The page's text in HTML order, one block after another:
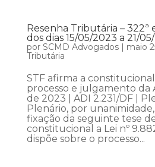
Resenha Tributária – 322ª
dos dias 15/05/2023 a 21/
por SCMD Advogados| maio
Tributária
STF afirma a
processo e julgamento da
de 2023 | ADI 2.231/DF |
Plenário, por
fixação da seguinte tese
constitucional a Lei nº
dispõe sobre o processo...